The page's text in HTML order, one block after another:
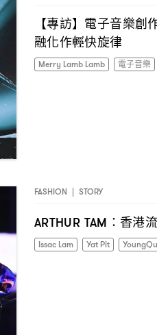
【專訪】電子音樂創
融化作輕快旋律
Merry Lamb Lamb 電子音樂
FASHION | STORY
ARTHUR TAM： 香港
Issac Lam Yat Pit